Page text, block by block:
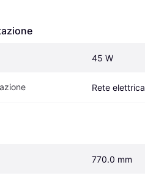
45 W
Rete elettrica
770.0 mm